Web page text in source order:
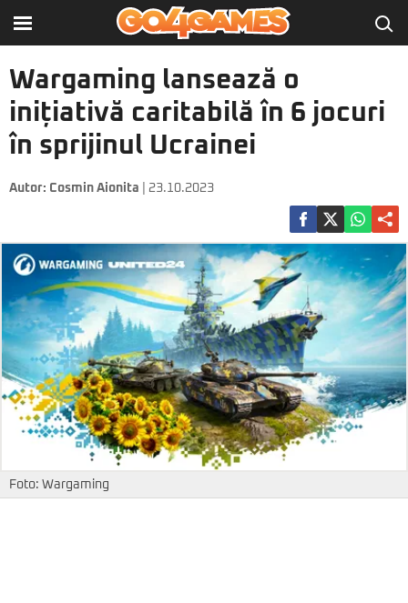
Wargaming lansează o
inițiativă caritabilă în 6 jocuri
în sprijinul Ucrainei
Autor: Cosmin Aionita | 23.10.2023
Foto: Wargaming